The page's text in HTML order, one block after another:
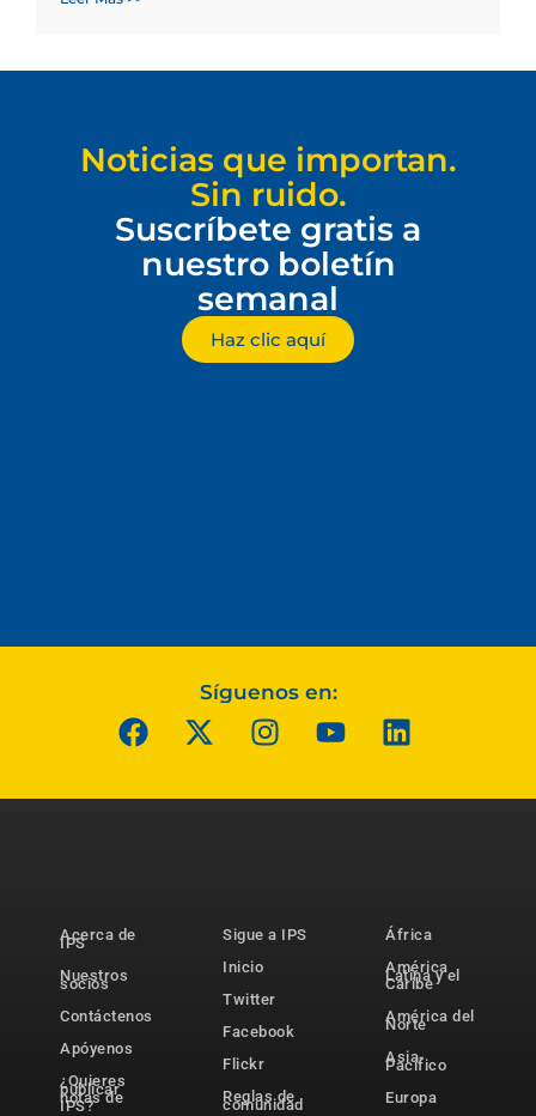
Noticias que importan.
Sin ruido.
Suscríbete gratis a
nuestro boletín
semanal
Haz clic aquí
Síguenos en:
Acerca de
IPS
Nuestros
socios
Contáctenos
Apóyenos
¿Quieres
publicar
notas de
IPS?
Sigue a IPS
Inicio
Twitter
Facebook
Flickr
Reglas de
comunidad
África
América
Latina y el
Caribe
América del
Norte
Asia-
Pacífico
Europa